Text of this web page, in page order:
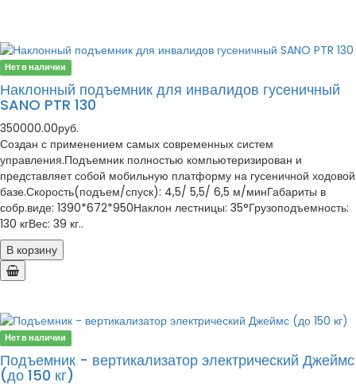
Нет в наличии
Наклонный подъемник для инвалидов гусеничный
SANO PTR 130
350000.00руб.
Создан с применением самых современных систем
управления.Подъемник полностью компьютеризирован и
представляет собой мобильную платформу на гусеничной ходовой
базе.Скорость(подъем/спуск): 4,5/ 5,5/ 6,5 м/минГабариты в
собр.виде: 1390*672*950Наклон лестницы: 35°Грузоподъемность:
130 кгВес: 39 кг..
В корзину
Нет в наличии
Подъемник - вертикализатор электрический Джеймс
(до 150 кг)